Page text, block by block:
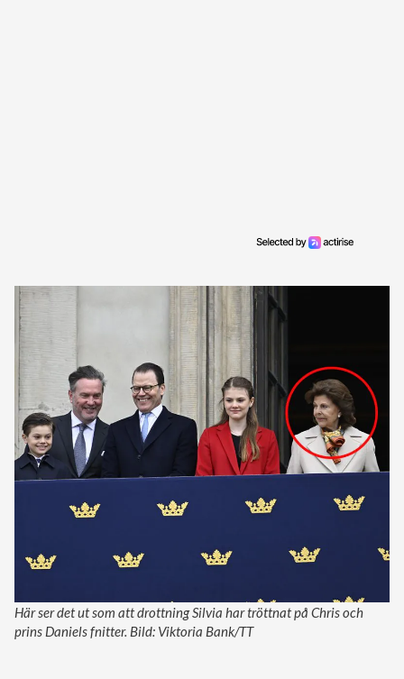
Här ser det ut som att drottning Silvia har tröttnat på Chris och
prins Daniels fnitter. Bild: Viktoria Bank/TT